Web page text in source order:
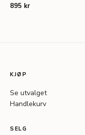
895 kr
KJØP
Se utvalget
Handlekurv
SELG